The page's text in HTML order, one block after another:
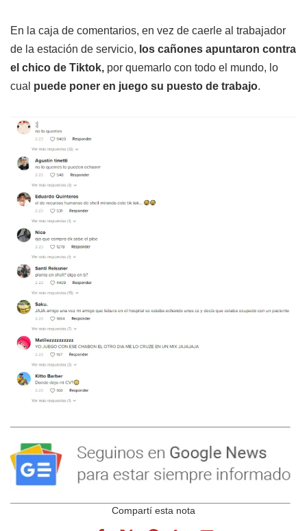
En la caja de comentarios, en vez de caerle al trabajador
de la estación de servicio, los cañones apuntaron contra
el chico de Tiktok, por quemarlo con todo el mundo, lo
cual puede poner en juego su puesto de trabajo.